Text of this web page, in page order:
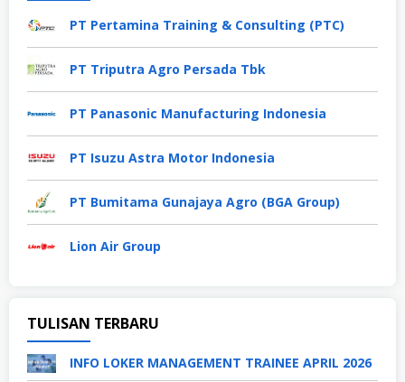
PT Pertamina Training & Consulting (PTC)
PT Triputra Agro Persada Tbk
PT Panasonic Manufacturing Indonesia
PT Isuzu Astra Motor Indonesia
PT Bumitama Gunajaya Agro (BGA Group)
Lion Air Group
TULISAN TERBARU
INFO LOKER MANAGEMENT TRAINEE APRIL 2026